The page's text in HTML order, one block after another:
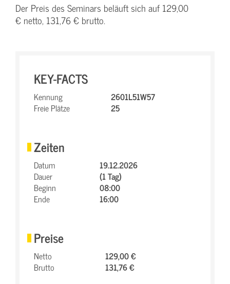
Der Preis des Seminars beläuft sich auf 129,00
€ netto, 131,76 € brutto.
KEY-FACTS
Kennung
2601L51W57
Freie Plätze
25
Zeiten
Datum
19.12.2026
Dauer
(1 Tag)
Beginn
08:00
Ende
16:00
Preise
Netto
129,00 €
Brutto
131,76 €